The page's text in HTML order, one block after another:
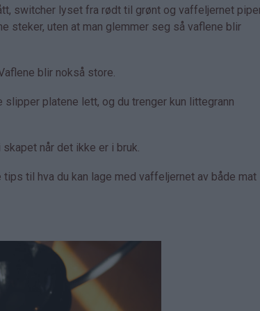
switcher lyset fra rødt til grønt og vaffeljernet
steker, uten at man glemmer seg så vaflene blir
blir nokså store.
platene lett, og du trenger kun littegrann
når det ikke er i bruk.
til hva du kan lage med vaffeljernet av både mat